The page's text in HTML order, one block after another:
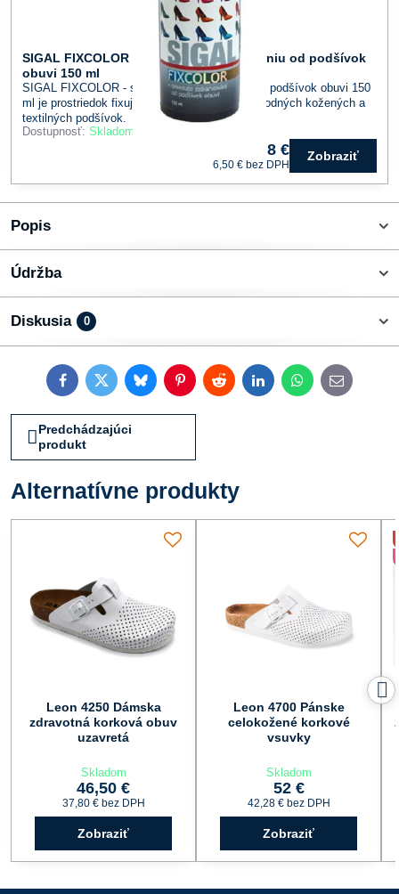
SIGAL FIXCOLOR - sprej proti zafarbovaniu od podšívok
obuvi 150 ml
SIGAL FIXCOLOR - sprej proti zafarbovaniu od podšívok obuvi 150
ml je prostriedok fixujúci farebný pigment u prírodných kožených a
textilných podšívok.
Dostupnosť: Skladom
8 €
6,50 € bez DPH
Zobraziť
Popis
Údržba
Diskusia 0
FacebookTwitterBlueskyPinterestRedditLinkedInWhatsApp
E-
mail
Predchádzajúci
produkt
Alternatívne produkty
Leon 4250 Dámska
zdravotná korková obuv
uzavretá
Skladom
46,50 €
37,80 € bez DPH
Zobraziť
Leon 4700 Pánske
celokožené korkové
vsuvky
Skladom
52 €
42,28 € bez DPH
Zobraziť